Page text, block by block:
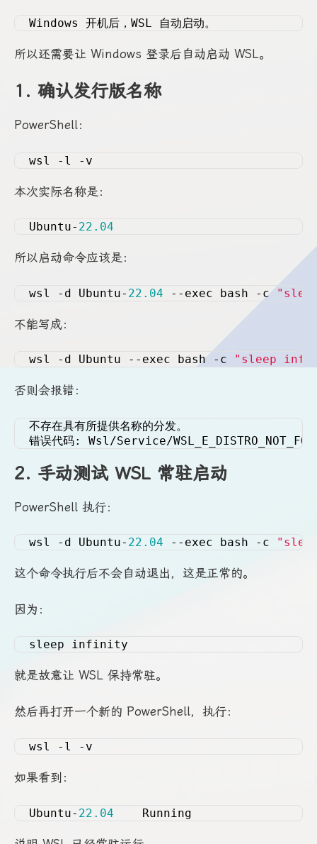
Windows 开机后，WSL 自动启动。
所以还需要让 Windows 登录后自动启动 WSL。
1. 确认发行版名称
PowerShell：
wsl -l -v
本次实际名称是：
Ubuntu- 22.04
所以启动命令应该是：
wsl -d Ubuntu- 22.04 --exec bash -c
不能写成：
wsl -d Ubuntu --exec bash -c "sleep
否则会报错：
不存在具有所提供名称的分发。
错误代码: Wsl/Service/
2. 手动测试 WSL 常驻启动
PowerShell 执行：
wsl -d Ubuntu- 22.04 --exec bash -c
这个命令执行后不会自动退出，这是正常的。
因为：
sleep infinity
就是故意让 WSL 保持常驻。
然后再打开一个新的 PowerShell，执行：
wsl -l -v
如果看到：
Ubuntu- 22.04
    Running